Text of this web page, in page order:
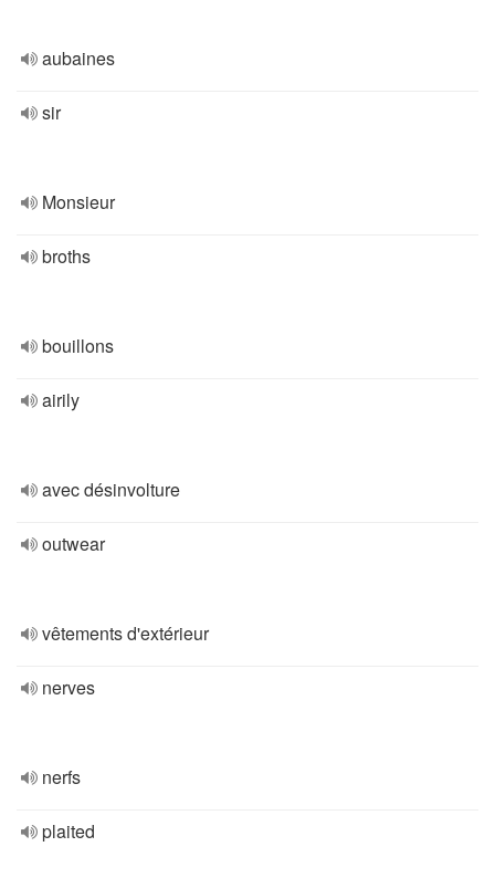
aubaines
sir
Monsieur
broths
bouillons
airily
avec désinvolture
outwear
vêtements d'extérieur
nerves
nerfs
plaited